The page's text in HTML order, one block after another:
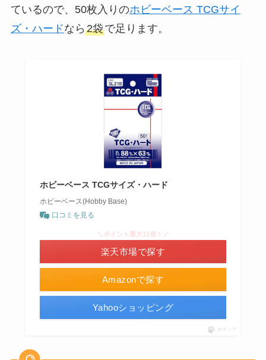
ているので、50枚入りのホビーベース TCGサイ
ズ・ハードなら 2袋で足ります。
ホビーベース TCGサイズ・ハード
ホビーベース(Hobby Base)
口コミを見る
Amazonで探す
＼ポイント最大11倍！／
楽天市場で探す
Yahooショッピング
ポチップ